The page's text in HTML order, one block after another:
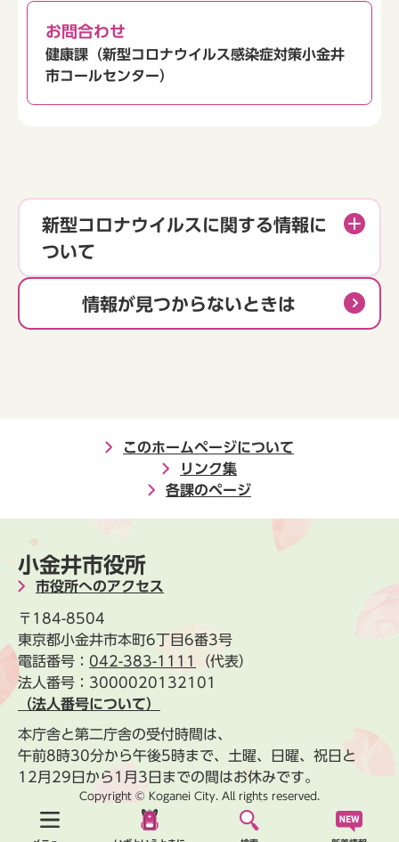
お問合わせ
健康課（新型コロナウイルス感染症対策小金井
市コールセンター）
新型コロナウイルスに関する情報に
ついて
情報が見つからないときは
このホームページについて
リンク集
各課のページ
小金井市役所
市役所へのアクセス
〒184-8504
東京都小金井市本町6丁目6番3号
電話番号： 042-383-1111
（代表）
法人番号：3000020132101
（法人番号について）
本庁舎と第二庁舎の受付時間は、
午前8時30分から午後5時まで、土曜、日曜、祝日と
12月29日から1月3日までの間はお休みです。
Copyright © Koganei City. All rights reserved.